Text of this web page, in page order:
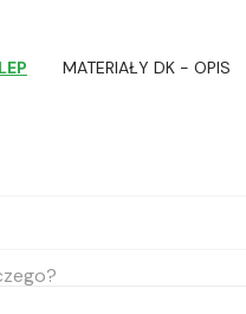
MATERIAŁY DK - OPIS